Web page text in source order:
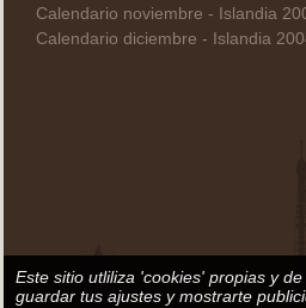
Calendario noviembre - Islandia
Calendario diciembre - Islandia
Este sitio utliliza 'cookies' propias y
guardar tus ajustes y mostrarte